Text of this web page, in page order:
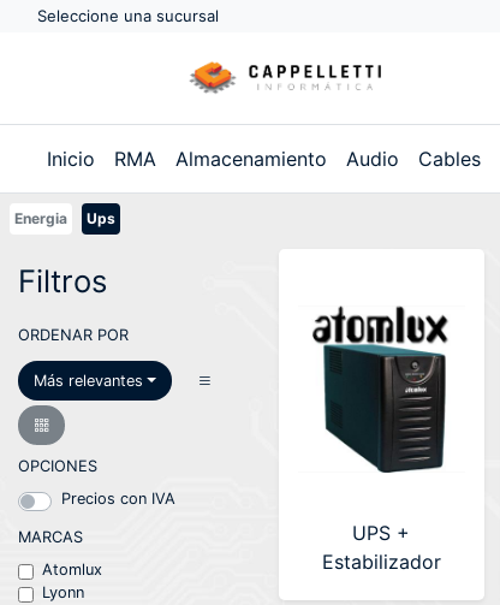
Seleccione una sucursal
Inicio RMA Almacenamiento Audio Cables
Energia Ups
Filtros
ORDENAR POR
Más relevantes
OPCIONES
Precios con IVA
MARCAS
Atomlux
Lyonn
UPS +
Estabilizador